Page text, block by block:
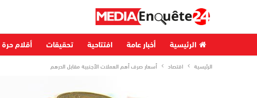
الرئيسية أخبار عامة افتتاحية تحقيقات أقلام حرة
الرئيسية اقتصاد أسعار صرف أهم العملات الأجنبية مقابل الدرهم